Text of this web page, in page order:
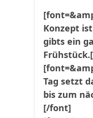
Konzept
gibts ein
Tag setzt
bis zum
[/font]